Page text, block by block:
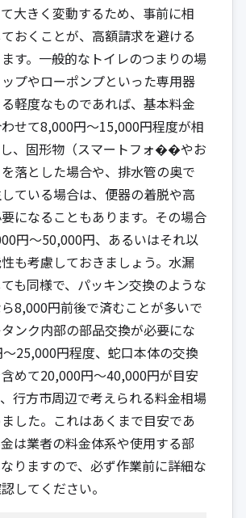
大きく変動するため、事前に相
おくことが、高額請求を避ける
す。一般的なトイレのつまりの場
プやローポンプといった専用器
軽度なものであれば、基本料金
せて8,000円〜15,000円程度が相
、固形物（スマートフォ��やお
落とした場合や、排水管の奥で
ている場合は、便器の着脱や高
になることもあります。その場合
円〜50,000円、あるいはそれ以
も考慮しておきましょう。水漏
も同様で、パッキン交換のような
8,000円前後で済むことが多いで
ンク内部の部品交換が必要にな
25,000円程度、蛇口本体の交換
めて20,000円〜40,000円が目安
行方市周辺で考えられる料金相場
した。これはあくまで目安であ
は業者の料金体系や使用する部
りますので、必ず作業前に詳細な
してください。